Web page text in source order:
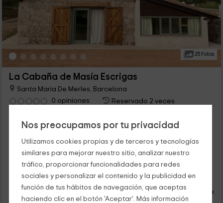
Nos preocupamos por tu privacidad
Utilizamos cookies propias y de terceros y tecnologías
similares para mejorar nuestro sitio, analizar nuestro
tráfico, proporcionar funcionalidades para redes
sociales y personalizar el contenido y la publicidad en
función de tus hábitos de navegación, que aceptas
haciendo clic en el botón 'Aceptar'. Más información
25 Fotos
La Cabaña de Masía Escrigas
Santa Maria De Merles, Barcelona
0 opiniones
Reservado 2 veces
4 personas
2 baños
Este alojamiento se encuentra dentro de una masía pero es
completamente independiente y en él, vas a poder descubrir
la calma que hay en Santa María de Marlés, provincia de
Barcelona. Cuenta con capacidad para 4 personas y dispone
de espacios amplios y agradables en los que disfrutar de unos
días tranquilos.
Reserva inmediata 50
persona y noche